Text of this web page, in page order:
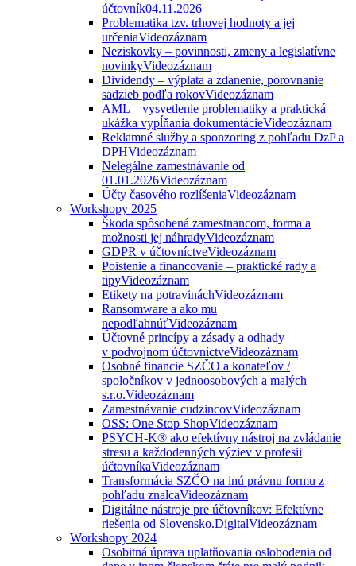
účtovník04.11.2026
Problematika tzv. trhovej hodnoty a jej
určeniaVideozáznam
Neziskovky – povinnosti, zmeny a legislatívne
novinkyVideozáznam
Dividendy – výplata a zdanenie, porovnanie
sadzieb podľa rokovVideozáznam
AML – vysvetlenie problematiky a praktická
ukážka vypĺňania dokumentácieVideozáznam
Reklamné služby a sponzoring z pohľadu DzP a
DPHVideozáznam
Nelegálne zamestnávanie od
01.01.2026Videozáznam
Účty časového rozlíšeniaVideozáznam
Workshopy 2025
Škoda spôsobená zamestnancom, forma a
možnosti jej náhradyVideozáznam
GDPR v účtovníctveVideozáznam
Poistenie a financovanie – praktické rady a
tipyVideozáznam
Etikety na potravináchVideozáznam
Ransomware a ako mu
nepodľahnúťVideozáznam
Účtovné princípy a zásady a odhady
v podvojnom účtovníctveVideozáznam
Osobné financie SZČO a konateľov /
spoločníkov v jednoosobových a malých
s.r.o.Videozáznam
Zamestnávanie cudzincovVideozáznam
OSS: One Stop ShopVideozáznam
PSYCH-K® ako efektívny nástroj na zvládanie
stresu a každodenných výziev v profesii
účtovníkaVideozáznam
Transformácia SZČO na inú právnu formu z
pohľadu znalcaVideozáznam
Digitálne nástroje pre účtovníkov: Efektívne
riešenia od Slovensko.DigitalVideozáznam
Workshopy 2024
Osobitná úprava uplatňovania oslobodenia od